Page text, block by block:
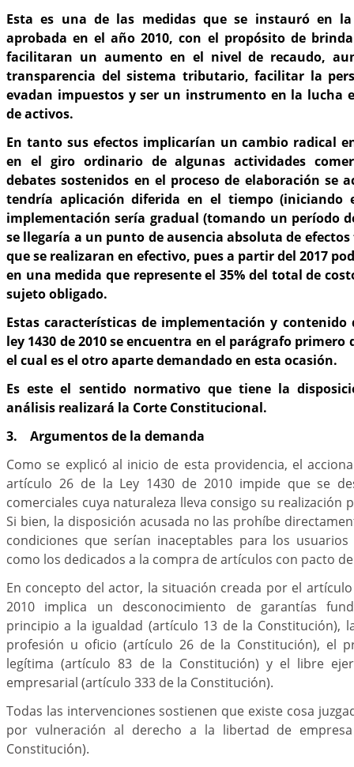
Esta es una de las medidas que se instauró en
aprobada en el año 2010, con el propósito de
facilitaran un aumento en el nivel de recaudo,
transparencia del sistema tributario, facilitar la
evadan impuestos y ser un instrumento en la lucha
de activos.
En tanto sus efectos implicarían un cambio radical
en el giro ordinario de algunas actividades
debates sostenidos en el proceso de elaboración se
tendría aplicación diferida en el tiempo (iniciando
implementación sería gradual (tomando un período
se llegaría a un punto de ausencia absoluta de efectos
que se realizaran en efectivo, pues a partir del 2017
en una medida que represente el 35% del total de
sujeto obligado.
Estas características de implementación y
ley 1430 de 2010 se encuentra en el parágrafo primero
el cual es el otro aparte demandado en esta ocasión.
Es este el sentido normativo que tiene la
análisis realizará la Corte Constitucional.
3. Argumentos de la demanda
Como se explicó al inicio de esta providencia, el
artículo 26 de la Ley 1430 de 2010 impide que se
comerciales cuya naturaleza lleva consigo su realización
Si bien, la disposición acusada no las prohíbe
condiciones que serían inaceptables para los
como los dedicados a la compra de artículos con pacto
En concepto del actor, la situación creada por el
2010 implica un desconocimiento de garantías
principio a la igualdad (artículo 13 de la Constitución),
profesión u oficio (artículo 26 de la Constitución), el
legítima (artículo 83 de la Constitución) y el libre
empresarial (artículo 333 de la Constitución).
Todas las intervenciones sostienen que existe cosa
por vulneración al derecho a la libertad de
Constitución).